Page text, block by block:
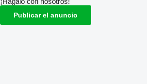
Publicar el anuncio